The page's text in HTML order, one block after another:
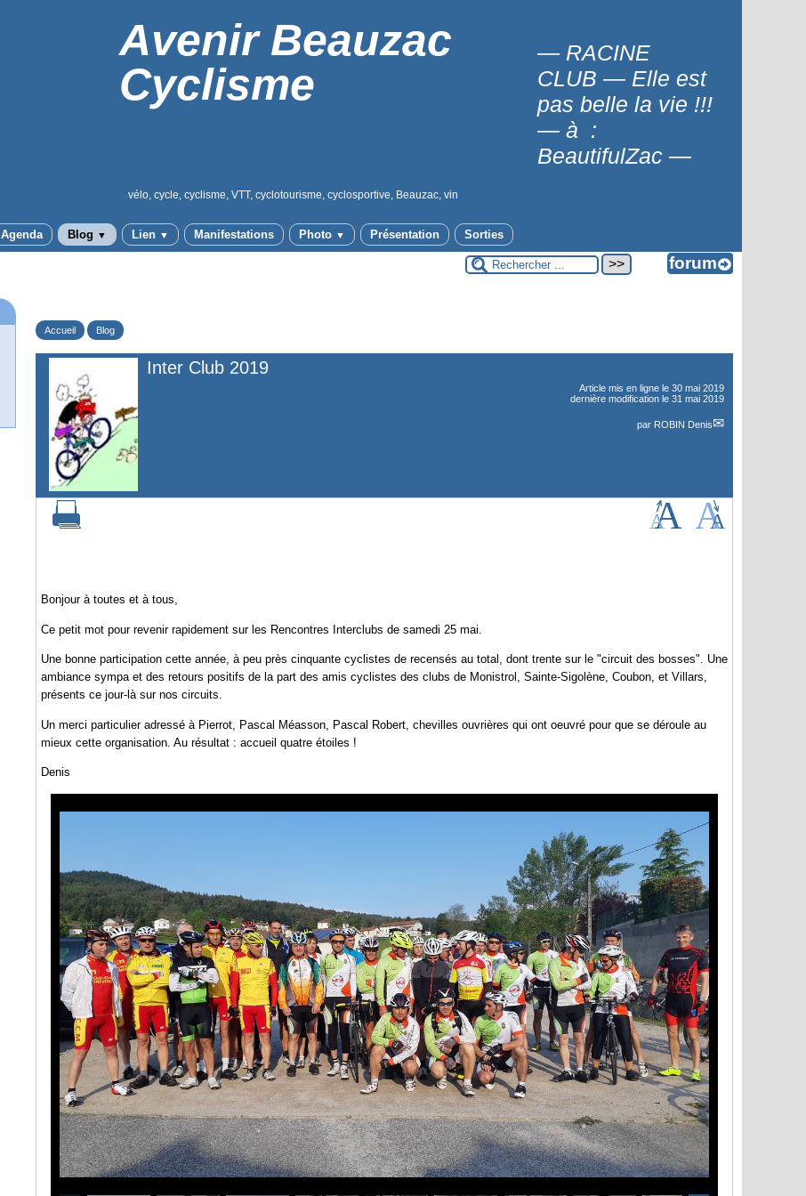
Avenir Beauzac
Cyclisme
— RACINE
CLUB — Elle est
pas belle la vie !!!
— à :
BeautifulZac —
vélo, cycle, cyclisme, VTT, cyclotourisme, cyclosportive, Beauzac, vin
Agenda Blog ▼ Lien ▼ Manifestations Photo ▼ Présentation Sorties
Accueil Blog
Inter Club 2019
Article mis en ligne le 30 mai 2019
dernière modification le 31 mai 2019
par ROBIN Denis
Bonjour à toutes et à tous,
Ce petit mot pour revenir rapidement sur les Rencontres Interclubs de samedi 25 mai.
Une bonne participation cette année, à peu près cinquante cyclistes de recensés au total, dont trente sur le "circuit des bosses". Une
ambiance sympa et des retours positifs de la part des amis cyclistes des clubs de Monistrol, Sainte-Sigolène, Coubon, et Villars,
présents ce jour-là sur nos circuits.
Un merci particulier adressé à Pierrot, Pascal Méasson, Pascal Robert, chevilles ouvrières qui ont oeuvré pour que se déroule au
mieux cette organisation. Au résultat : accueil quatre étoiles !
Denis
1/12